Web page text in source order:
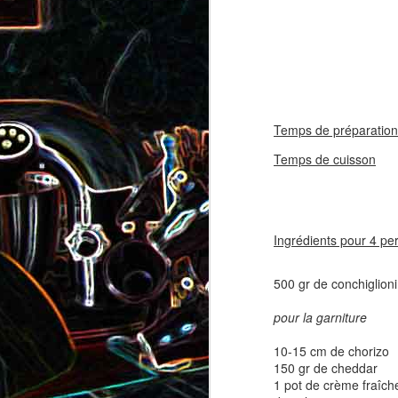
Temps de préparation
Temps de cuisson
Ingrédients pour 4
500 gr de
pour la garniture
10-15 cm de chorizo
150 gr de cheddar
1 pot de crème
Cake à la rhubarbe Salade d'avocat, au
concombre et au
2